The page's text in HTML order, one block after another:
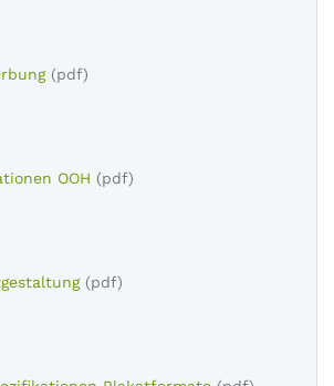
(pdf)
OOH (pdf)
(pdf)